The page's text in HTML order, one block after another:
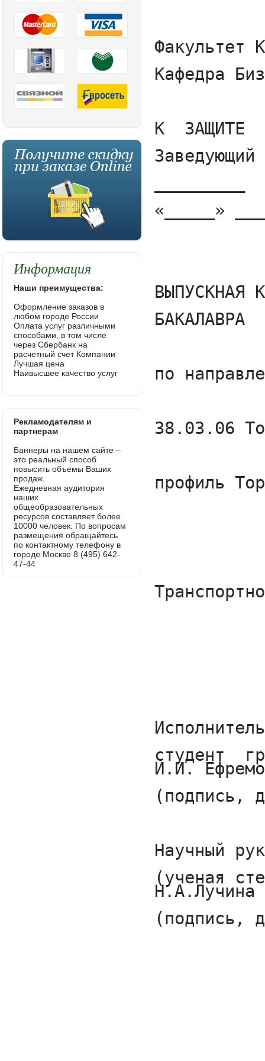
Информация
Наши преимущества:
Оформление заказов в
любом городе России
Оплата услуг различными
способами, в том числе
через Сбербанк на
расчетный счет Компании
Лучшая цена
Наивысшее качество услуг
Рекламодателям и
партнерам
Баннеры на нашем сайте –
это реальный способ
повысить объемы Ваших
продаж.
Ежедневная аудитория
наших
общеобразовательных
ресурсов составляет более
10000 человек. По вопросам
размещения обращайтесь
по контактному телефону в
городе Москве 8 (495) 642-
47-44